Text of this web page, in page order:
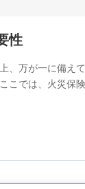
およびお問合せ
人情報
手続を実施する
性
、万が一に備え
こでは、火災保